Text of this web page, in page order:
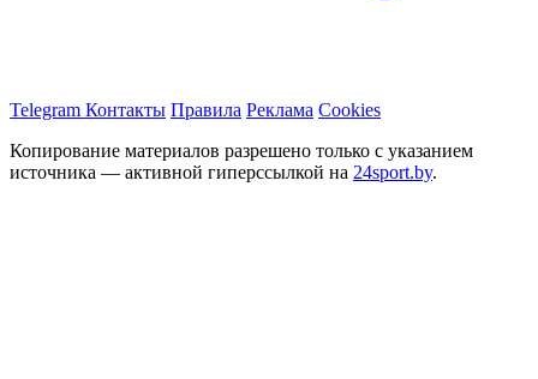
Telegram Контакты Правила Реклама Cookies
Копирование материалов разрешено только с указанием
источника — активной гиперссылкой на 24sport.by.